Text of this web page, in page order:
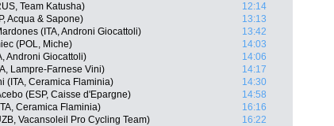
Team Katusha)
12:14
Acqua & Sapone)
13:13
(ITA, Androni Giocattoli)
13:42
(POL, Miche)
14:03
Androni Giocattoli)
14:06
Lampre-Farnese Vini)
14:17
(ITA, Ceramica Flaminia)
14:30
(ESP, Caisse d'Epargne)
14:58
Ceramica Flaminia)
16:16
Vacansoleil Pro Cycling Team)
16:22